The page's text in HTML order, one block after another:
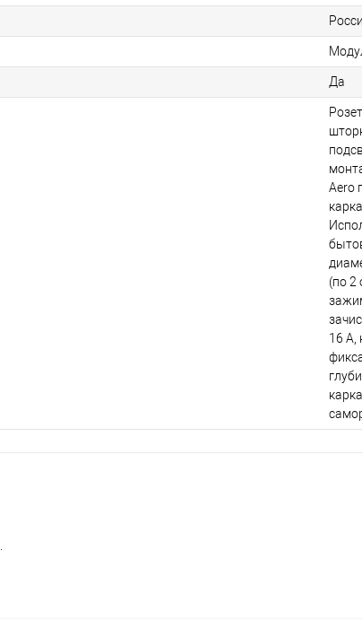
Да
Aero
(по 2
16 A,